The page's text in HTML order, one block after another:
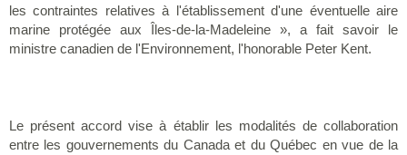
les contraintes relatives à l'établissement d'une éventuelle aire
marine protégée aux Îles-de-la-Madeleine », a fait savoir le
ministre canadien de l'Environnement, l'honorable Peter Kent.
Le présent accord vise à établir les modalités de collaboration
entre les gouvernements du Canada et du Québec en vue de la